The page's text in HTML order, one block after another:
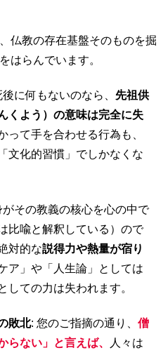
仏教の存在基盤そのものを掘
をはらんでいます。
後に何もないのなら、先祖供
くよう）の意味は完全に失
って手を合わせる行為も、
文化的習慣」でしかなくな
がその教義の核心を心の中で
比喩と解釈している）ので
対的な説得力や熱量が宿り
ア」や「人生論」としては
しての力は失われます。
敗北: 您のご指摘の通り、僧
らない」と言えば、
人々は